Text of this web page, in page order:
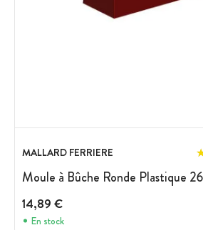
MALLARD FERRIERE
Moule à Bûche Ronde Plastique
14,89 €
En stock